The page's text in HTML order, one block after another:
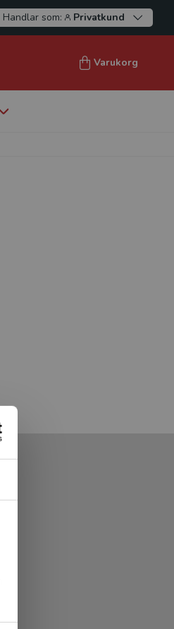
Handlar som: Privatkund
Varukorg